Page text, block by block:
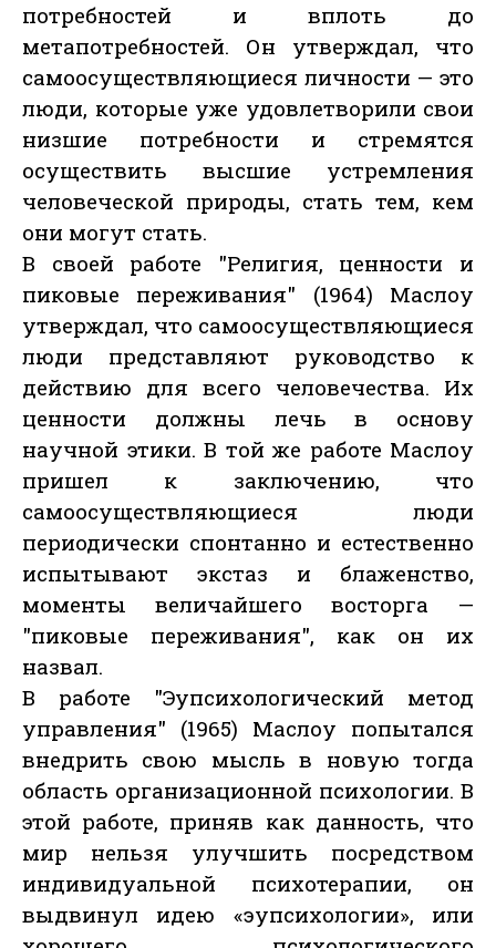
потребностей и вплоть до
метапотребностей. Он утверждал, что
самоосуществляющиеся личности — это
люди, которые уже удовлетворили свои
низшие потребности и стремятся
осуществить высшие устремления
человеческой природы, стать тем, кем
они могут стать.
В своей работе "Религия, ценности и
пиковые переживания" (1964) Маслоу
утверждал, что самоосуществляющиеся
люди представляют руководство к
действию для всего человечества. Их
ценности должны лечь в основу
научной этики. В той же работе Маслоу
пришел к заключению, что
самоосуществляющиеся люди
периодически спонтанно и естественно
испытывают экстаз и блаженство,
моменты величайшего восторга —
"пиковые переживания", как он их
назвал.
В работе "Эупсихологический метод
управления" (1965) Маслоу попытался
внедрить свою мысль в новую тогда
область организационной психологии. В
этой работе, приняв как данность, что
мир нельзя улучшить посредством
индивидуальной психотерапии, он
выдвинул идею «эупсихологии», или